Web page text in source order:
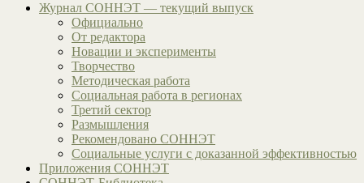
Журнал СОННЭТ — текущий выпуск
Официально
От редактора
Новации и эксперименты
Творчество
Методическая работа
Социальная работа в регионах
Третий сектор
Размышления
Рекомендовано СОННЭТ
Социальные услуги с доказанной эффективностью
Приложения СОННЭТ